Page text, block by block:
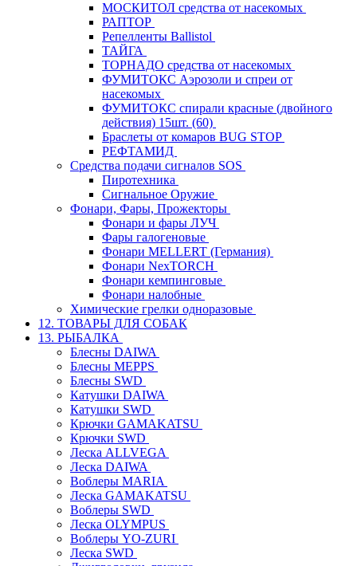
МОСКИТОЛ средства от насекомых
РАПТОР
Репелленты Ballistol
ТАЙГА
ТОРНАДО средства от насекомых
ФУМИТОКС Аэрозоли и спреи от
насекомых
ФУМИТОКС спирали красные (двойного
действия) 15шт. (60)
Браслеты от комаров BUG STOP
РЕФТАМИД
Средства подачи сигналов SOS
Пиротехника
Сигнальное Оружие
Фонари, Фары, Прожекторы
Фонари и фары ЛУЧ
Фары галогеновые
Фонари MELLERT (Германия)
Фонари NexTORCH
Фонари кемпинговые
Фонари налобные
Химические грелки одноразовые
12. ТОВАРЫ ДЛЯ СОБАК
13. РЫБАЛКА
Блесны DAIWA
Блесны MEPPS
Блесны SWD
Катушки DAIWA
Катушки SWD
Крючки GAMAKATSU
Крючки SWD
Леска ALLVEGA
Леска DAIWA
Воблеры MARIA
Леска GAMAKATSU
Воблеры SWD
Леска OLYMPUS
Воблеры YO-ZURI
Леска SWD